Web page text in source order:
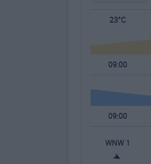
23°C
09:00
09:00
WNW 1